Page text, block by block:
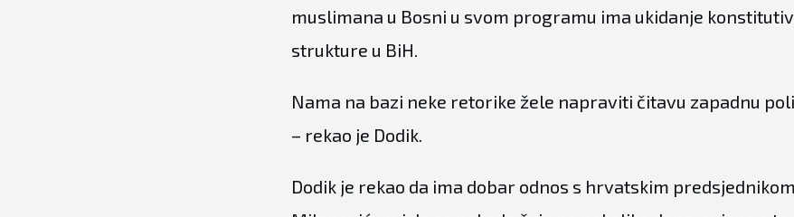
muslimana u Bosni u svom programu ima ukidanje
strukture u BiH.
Nama na bazi neke retorike žele napraviti čitavu zapadnu
– rekao je Dodik.
Dodik je rekao da ima dobar odnos s hrvatskim